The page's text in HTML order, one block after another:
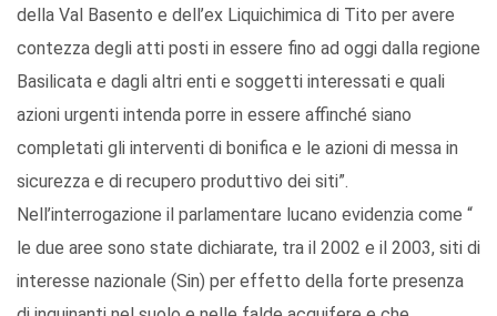
della Val Basento e dell’ex Liquichimica di Tito per avere
contezza degli atti posti in essere fino ad oggi dalla regione
Basilicata e dagli altri enti e soggetti interessati e quali
azioni urgenti intenda porre in essere affinché siano
completati gli interventi di bonifica e le azioni di messa in
sicurezza e di recupero produttivo dei siti”.
Nell’interrogazione il parlamentare lucano evidenzia come “
le due aree sono state dichiarate, tra il 2002 e il 2003, siti di
interesse nazionale (Sin) per effetto della forte presenza